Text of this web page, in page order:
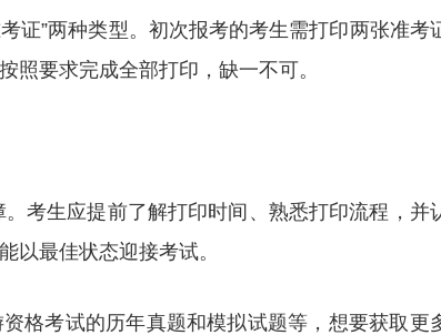
证”两种类型。初次报考的考生需打印两张准考
照要求完成全部打印，缺一不可。
考生应提前了解打印时间、熟悉打印流程，并
以最佳状态迎接考试。
格考试的历年真题和模拟试题等，想要获取更